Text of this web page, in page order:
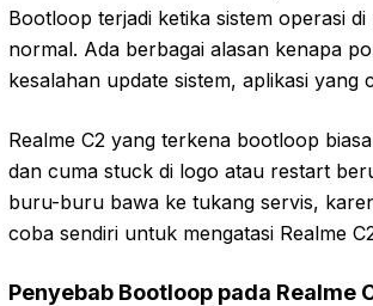
Bootloop terjadi ketika sistem operasi
normal. Ada berbagai alasan kenapa
kesalahan update sistem, aplikasi
Realme C2 yang terkena bootloop
dan cuma stuck di logo atau restart
buru-buru bawa ke tukang servis,
coba sendiri untuk mengatasi Realme
Penyebab Bootloop pada Realme